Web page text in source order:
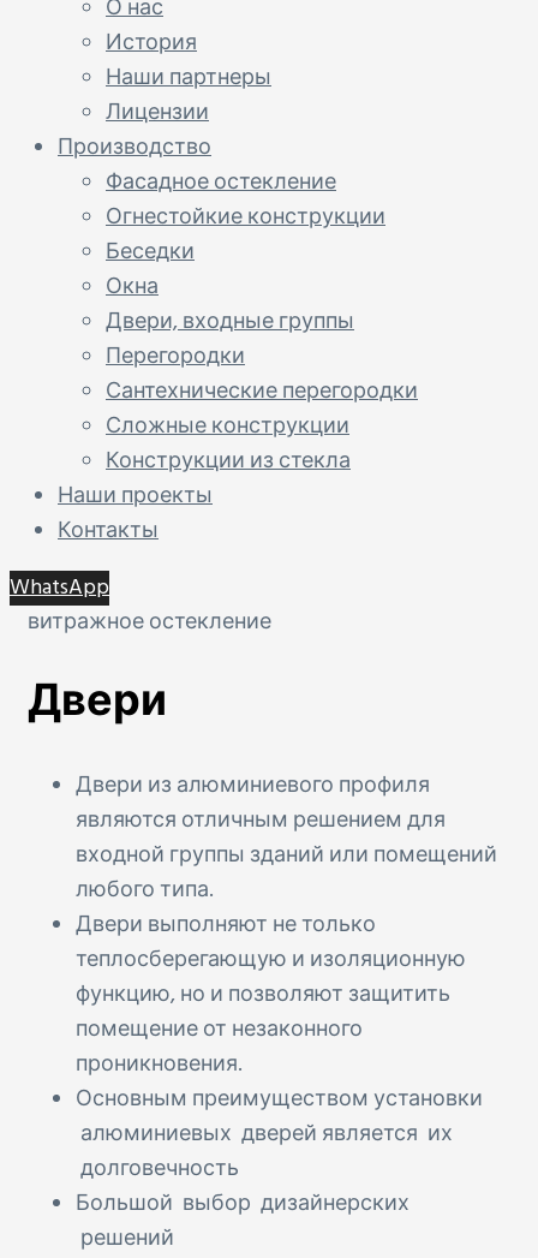
О нас
История
Наши партнеры
Лицензии
Производство
Фасадное остекление
Огнестойкие конструкции
Беседки
Окна
Двери, входные группы
Перегородки
Сантехнические перегородки
Сложные конструкции
Конструкции из стекла
Наши проекты
Контакты
WhatsApp
витражное остекление
Двери
Двери из алюминиевого профиля
являются отличным решением для
входной группы зданий или помещений
любого типа.
Двери выполняют не только
теплосберегающую и изоляционную
функцию, но и позволяют защитить
помещение от незаконного
проникновения.
Основным преимуществом установки
алюминиевых дверей является их
долговечность
Большой выбор дизайнерских
решений